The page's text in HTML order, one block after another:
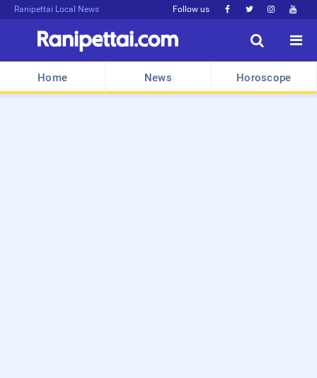
Ranipettai Local News Follow us    


Home News Horoscope